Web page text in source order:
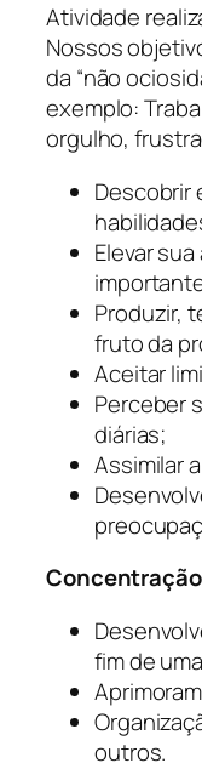
Atividade
Nossos
da “não
exemplo:
orgulho,
Descobrir
Elevar
Produzir,
fruto da
Aceitar
Perceber
diárias;
Assimilar
fim de
outros.